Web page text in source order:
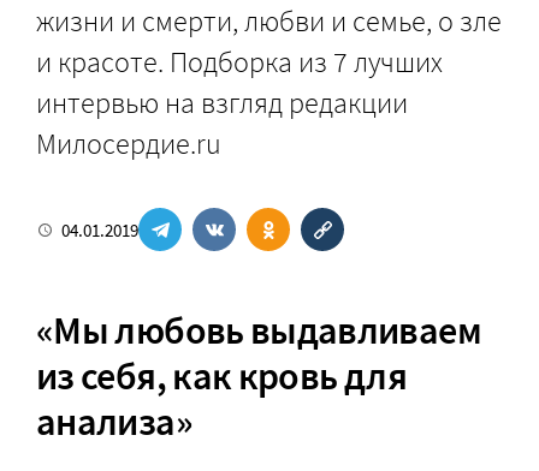
жизни и смерти, любви и семье, о зле
и красоте. Подборка из 7 лучших
интервью на взгляд редакции
Милосердие.ru
04.01.2019
«Мы любовь выдавливаем
из себя, как кровь для
анализа»